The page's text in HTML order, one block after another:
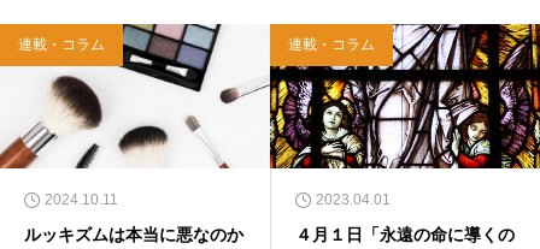
イヤモンド社）、『世界一ゆるい聖書入門』、
『世界一ゆるい聖書教室』（「ふざけ担当」LE
ONとの共著、講談社）などがある。新著<a hr
ef="https://amzn.to/376F9aC">『ふっと心がラ
クになる 眠れぬ夜の聖書のことば』（大和書
房）</a>２０２２年３月１５日発売。
連載・コラム
2024.10.11
ルッキズムは本当に悪なのか
連載・コラム
2023.04.01
４月１日「永遠の命に導くの